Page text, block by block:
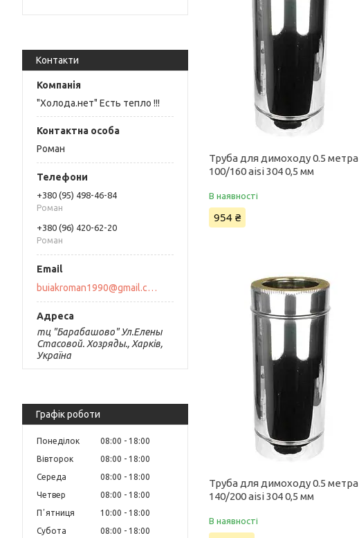
Контакти
"Холода.нет" Есть тепло !!!
Роман
+380 (95) 498-46-84
Роман
+380 (96) 420-62-20
Роман
buiakroman1990@gmail.com
тц "Барабашово" Ул.Елены
Стасовой. Хозряды., Харків,
Україна
Графік роботи
Понеділок 08:00
18:00
Вівторок
08:00
18:00
Середа
08:00
18:00
Четвер
08:00
18:00
Пʼятниця
10:00
18:00
Субота
08:00
18:00
Труба для димоходу 0.5 метра
100/160 aisi 304 0,5 мм
В наявності
954 ₴
Труба для димоходу 0.5 метра
140/200 aisi 304 0,5 мм
В наявності